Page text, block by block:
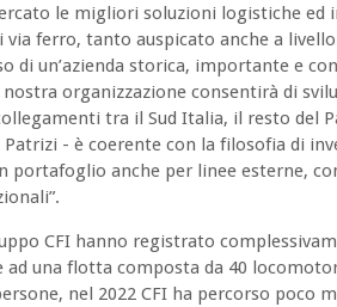
le migliori soluzioni logistiche ed
ferro, tanto auspicato anche a
di un’azienda storica, importante e
nostra organizzazione consentirà di
tra il Sud Italia, il resto del
Patrizi - è coerente con la filosofia di
portafoglio anche per linee esterne,
CFI hanno registrato
ad una flotta composta da 40
nel 2022 CFI ha percorso poco